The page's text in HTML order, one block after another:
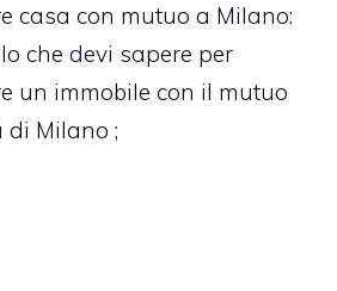
casa con mutuo a Milano:
che devi sapere per
un immobile con il mutuo
di Milano ;